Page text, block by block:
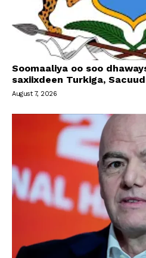
Soomaaliya oo soo
saxiixdeen Turkiga,
August 7, 2026